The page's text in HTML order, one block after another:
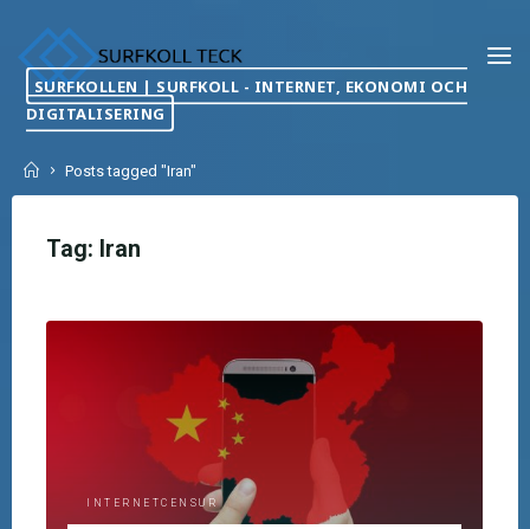
content
SURFKOLLEN | SURFKOLL - INTERNET, EKONOMI OCH
DIGITALISERING
HomePosts tagged "Iran"
Tag: Iran
INTERNETCENSUR